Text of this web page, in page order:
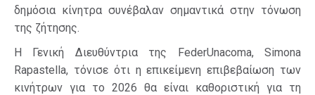
δημόσια κίνητρα συνέβαλαν σημαντικά στην τόνωση
της ζήτησης.
Η Γενική Διευθύντρια της FederUnacoma, Simona
Rapastella, τόνισε ότι η επικείμενη επιβεβαίωση των
κινήτρων για το 2026 θα είναι καθοριστική για τη